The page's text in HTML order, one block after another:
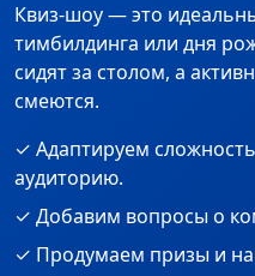
Квиз-шоу — это
тимбилдинга или дня
сидят за столом, а
смеются.
✓ Адаптируем
аудиторию.
✓ Добавим вопросы о
✓ Продумаем призы и